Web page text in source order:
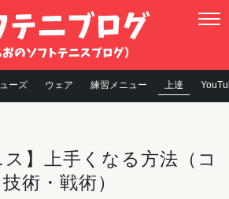
ーズ ウェア 練習メニュー 上達
ス】上手くなる方法（コ
術・戦術）